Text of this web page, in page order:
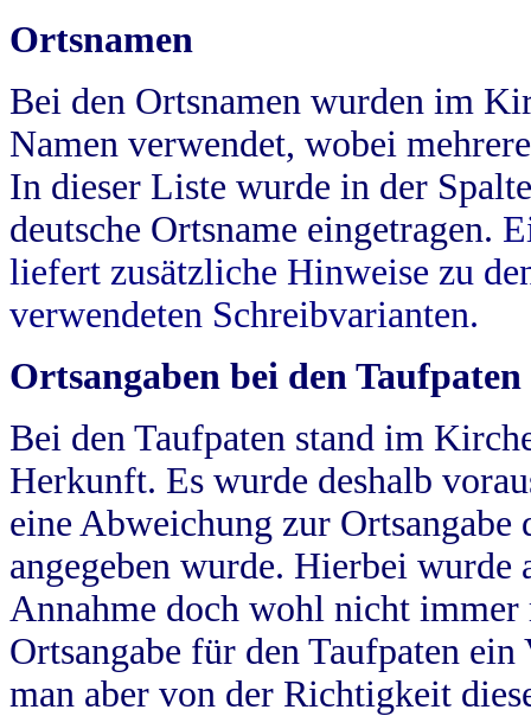
Ortsnamen
Bei den Ortsnamen wurden im
Namen verwendet, wobei
In dieser Liste wurde in der
deutsche Ortsname eingetragen.
liefert zusätzliche Hinweise zu
verwendeten Schreibvarianten.
Ortsangaben bei den Taufpaten
Bei den Taufpaten stand im
Herkunft. Es wurde deshalb
eine Abweichung zur
angegeben wurde. Hierbei wurde
Annahme doch wohl nicht
Ortsangabe für den Taufpaten
man aber von der Richtigkeit